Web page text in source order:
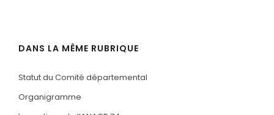
DANS LA MÊME RUBRIQUE
Statut du Comité départemental
Organigramme